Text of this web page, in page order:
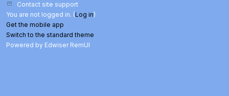
Contact site support
You are not logged in. (Log in)
Get the mobile app
Switch to the standard theme
Powered by Edwiser RemUI